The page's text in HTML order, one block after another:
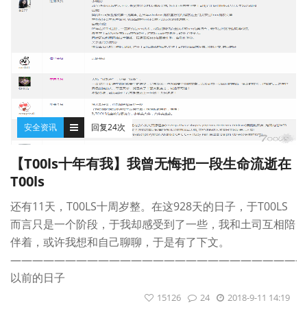
安全资讯 回复24次
【T00ls十年有我】我曾无悔把一段生命流逝在
T00ls
还有11天，T00LS十周岁整。在这928天的日子，于T00LS
而言只是一个阶段，于我却感受到了一些，我和土司互相陪
伴着，或许我想和自己聊聊，于是有了下文。
以前的日子
2018-9-11 14:19
24
15126